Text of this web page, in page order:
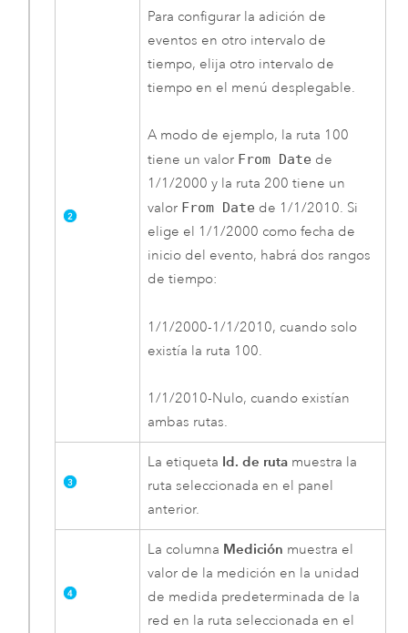
Para configurar la adición de
eventos en otro intervalo de
tiempo, elija otro intervalo de
tiempo en el menú desplegable.
A modo de ejemplo, la ruta 100
tiene un valor From Date de
1/1/2000 y la ruta 200 tiene un
valor From Date de 1/1/2010. Si
elige el 1/1/2000 como fecha de
inicio del evento, habrá dos rangos
de tiempo:
1/1/2000-1/1/2010, cuando solo
existía la ruta 100.
1/1/2010-Nulo, cuando existían
ambas rutas.
La etiqueta Id. de ruta muestra la
ruta seleccionada en el panel
anterior.
La columna Medición muestra el
valor de la medición en la unidad
de medida predeterminada de la
red en la ruta seleccionada en el